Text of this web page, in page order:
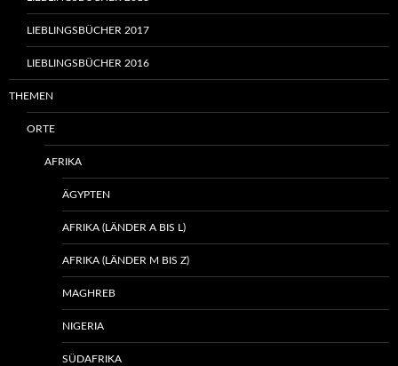
LIEBLINGSBÜCHER 2017
LIEBLINGSBÜCHER 2016
THEMEN
ORTE
AFRIKA
ÄGYPTEN
AFRIKA (LÄNDER A BIS L)
AFRIKA (LÄNDER M BIS Z)
MAGHREB
NIGERIA
SÜDAFRIKA